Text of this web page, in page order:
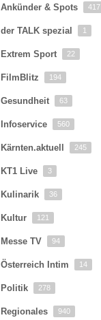
Ankünder & Spots 417
der TALK spezial 1
Extrem Sport 22
FilmBlitz 194
Gesundheit 63
Infoservice 560
Kärnten.aktuell 245
KT1 Live 3
Kulinarik 36
Kultur 121
Messe TV 94
Österreich Intim 14
Politik 278
Regionales 940